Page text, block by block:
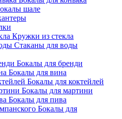
шале
Кружки из стекла
Стаканы для воды
Бокалы для бренди
Бокалы для вина
Бокалы для коктейлей
Бокалы для мартини
Бокалы для пива
Бокалы для